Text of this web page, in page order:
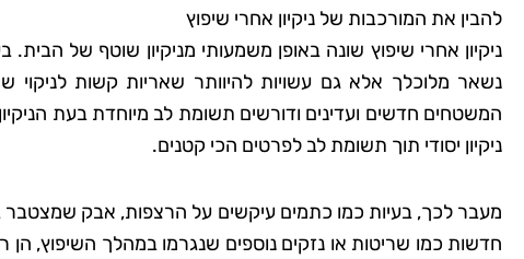
להבין את המורכבות של ניקיון אחרי שיפוץ
ניקיון אחרי שיפוץ שונה באופן משמעותי מניקיון שוטף של
נשאר מלוכלך אלא גם עשויות להיוותר שאריות קשות לניקוי
המשטחים חדשים ועדינים ודורשים תשומת לב מיוחדת בעת
ניקיון יסודי תוך תשומת לב לפרטים הכי קטנים.
מעבר לכך, בעיות כמו כתמים עיקשים על הרצפות, אבק שמצטבר
חדשות כמו שריטות או נזקים נוספים שנגרמו במהלך השיפוץ,